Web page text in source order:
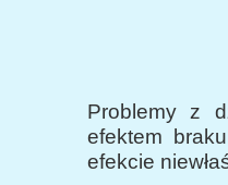
Problemy z
efektem
efekcie